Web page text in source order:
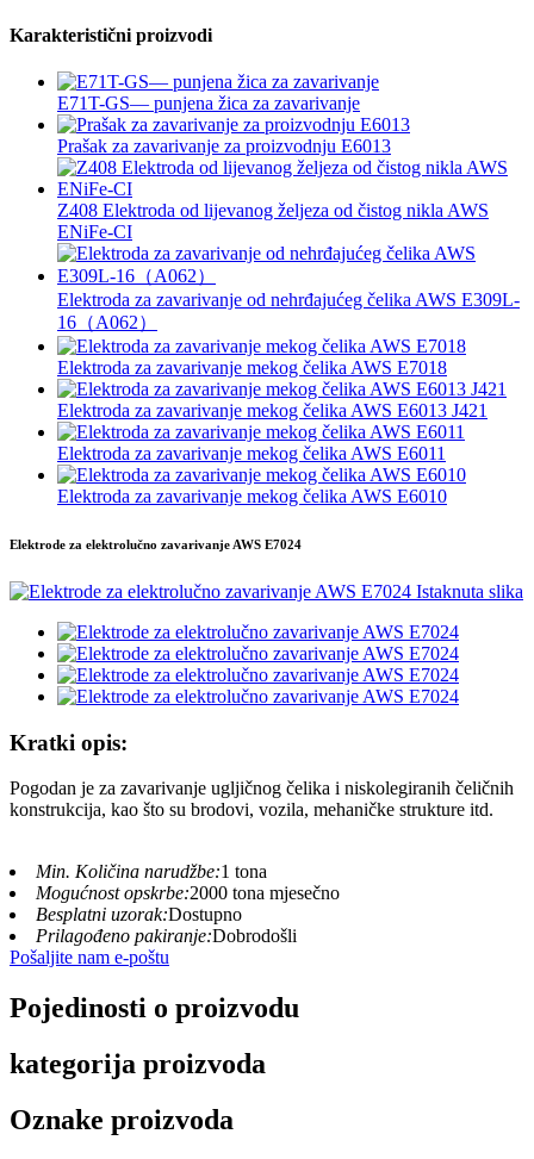
Karakteristični proizvodi
E71T-GS— punjena žica za zavarivanje
Prašak za zavarivanje za proizvodnju E6013
Z408 Elektroda od lijevanog željeza od čistog nikla AWS
ENiFe-CI
Elektroda za zavarivanje od nehrđajućeg čelika AWS E309L-
16（A062）
Elektroda za zavarivanje mekog čelika AWS E7018
Elektroda za zavarivanje mekog čelika AWS E6013 J421
Elektroda za zavarivanje mekog čelika AWS E6011
Elektroda za zavarivanje mekog čelika AWS E6010
Elektrode za elektrolučno zavarivanje AWS E7024
Kratki opis:
Pogodan je za zavarivanje ugljičnog čelika i niskolegiranih čeličnih
konstrukcija, kao što su brodovi, vozila, mehaničke strukture itd.
Min. Količina narudžbe:1 tona
Mogućnost opskrbe:2000 tona mjesečno
Besplatni uzorak:Dostupno
Prilagođeno pakiranje:Dobrodošli
Pošaljite nam e-poštu
Pojedinosti o proizvodu
kategorija proizvoda
Oznake proizvoda